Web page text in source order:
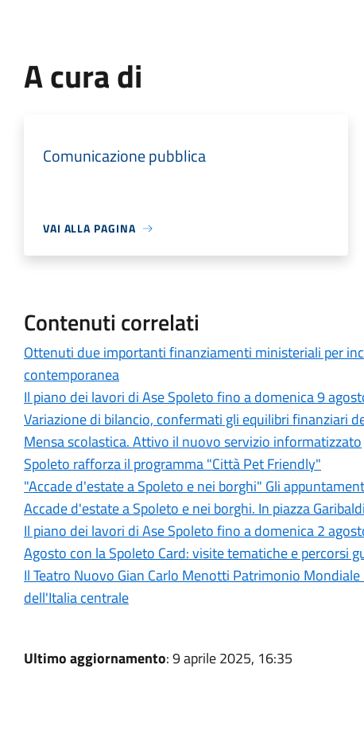
A cura di
Comunicazione pubblica
VAI ALLA PAGINA
Contenuti correlati
Ottenuti due importanti finanziamenti ministeriali per
contemporanea
Il piano dei lavori di Ase Spoleto fino a domenica 9
Variazione di bilancio, confermati gli equilibri finanziari
Mensa scolastica. Attivo il nuovo servizio informatizzato
Spoleto rafforza il programma "Città Pet Friendly"
"Accade d'estate a Spoleto e nei borghi" Gli
Accade d'estate a Spoleto e nei borghi. In piazza
Il piano dei lavori di Ase Spoleto fino a domenica 2
Agosto con la Spoleto Card: visite tematiche e percorsi
Il Teatro Nuovo Gian Carlo Menotti Patrimonio
dell'Italia centrale
Ultimo aggiornamento: 9 aprile 2025, 16:35